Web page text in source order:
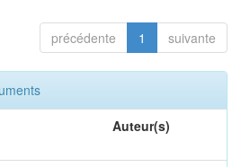
précédente 1 suivante
Auteur(s)